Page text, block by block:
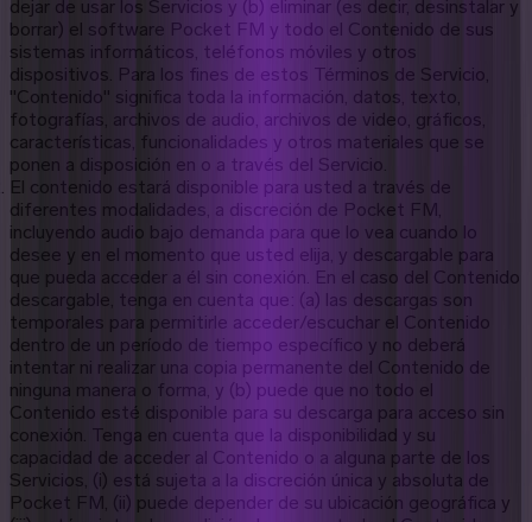
dejar de usar los Servicios y (b) eliminar (es decir, desinstalar y
borrar) el software Pocket FM y todo el Contenido de sus
sistemas informáticos, teléfonos móviles y otros
dispositivos. Para los fines de estos Términos de Servicio,
"Contenido" significa toda la información, datos, texto,
fotografías, archivos de audio, archivos de video, gráficos,
características, funcionalidades y otros materiales que se
ponen a disposición en o a través del Servicio.
El contenido estará disponible para usted a través de
diferentes modalidades, a discreción de Pocket FM,
incluyendo audio bajo demanda para que lo vea cuando lo
desee y en el momento que usted elija, y descargable para
que pueda acceder a él sin conexión. En el caso del Contenido
descargable, tenga en cuenta que: (a) las descargas son
temporales para permitirle acceder/escuchar el Contenido
dentro de un período de tiempo específico y no deberá
intentar ni realizar una copia permanente del Contenido de
ninguna manera o forma, y (b) puede que no todo el
Contenido esté disponible para su descarga para acceso sin
conexión. Tenga en cuenta que la disponibilidad y su
capacidad de acceder al Contenido o a alguna parte de los
Servicios, (i) está sujeta a la discreción única y absoluta de
Pocket FM, (ii) puede depender de su ubicación geográfica y